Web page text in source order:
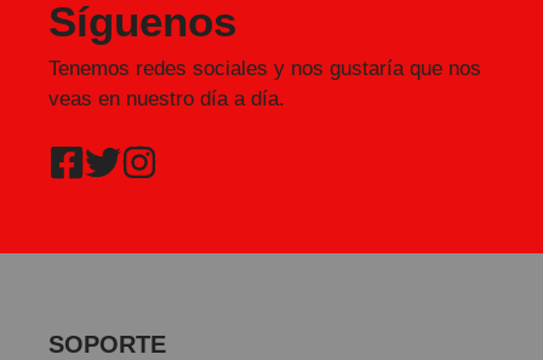
Síguenos
Tenemos redes sociales y nos gustaría que nos
veas en nuestro día a día.
SOPORTE